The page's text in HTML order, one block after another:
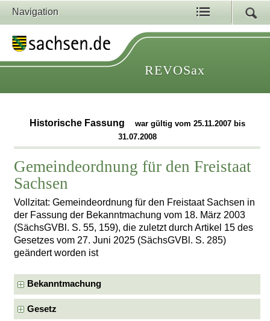
Navigation
REVOSax
Historische Fassung
war gültig vom 25.11.2007 bis
31.07.2008
Gemeindeordnung für den Freistaat
Sachsen
Vollzitat: Gemeindeordnung für den Freistaat Sachsen in
der Fassung der Bekanntmachung vom 18. März 2003
(SächsGVBl. S. 55, 159), die zuletzt durch Artikel 15 des
Gesetzes vom 27. Juni 2025 (SächsGVBl. S. 285)
geändert worden ist
Bekanntmachung
Gesetz